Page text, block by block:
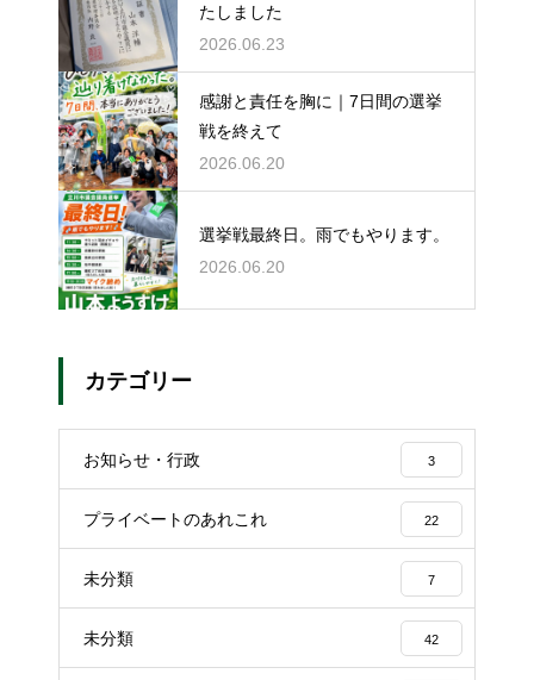
たしました
2026.06.23
感謝と責任を胸に｜7日間の選挙
戦を終えて
2026.06.20
選挙戦最終日。雨でもやります。
2026.06.20
カテゴリー
お知らせ・行政 3
プライベートのあれこれ 22
未分類 7
未分類 42